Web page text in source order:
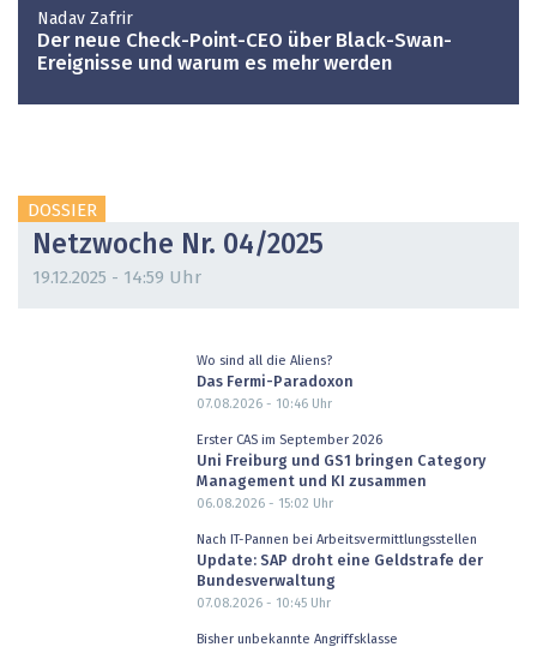
Nadav Zafrir
Der neue Check-Point-CEO über Black-Swan-
Ereignisse und warum es mehr werden
DOSSIER
Netzwoche Nr. 04/2025
19.12.2025 - 14:59 Uhr
Wo sind all die Aliens?
Das Fermi-Paradoxon
07.08.2026 - 10:46Uhr
Erster CAS im September 2026
Uni Freiburg und GS1 bringen Category
Management und KI zusammen
06.08.2026 - 15:02 Uhr
Nach IT-Pannen bei Arbeitsvermittlungsstellen
Update: SAP droht eine Geldstrafe der
Bundesverwaltung
07.08.2026 - 10:45Uhr
Bisher unbekannte Angriffsklasse